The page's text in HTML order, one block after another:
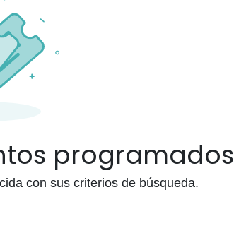
programados
con sus criterios de búsqueda.